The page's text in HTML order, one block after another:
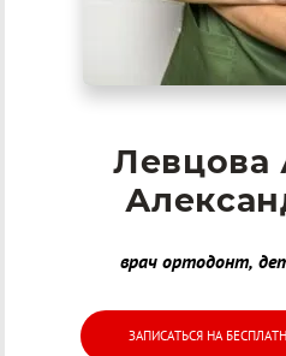
Левцова
врач ортодонт,
ЗАПИСАТЬСЯ НА